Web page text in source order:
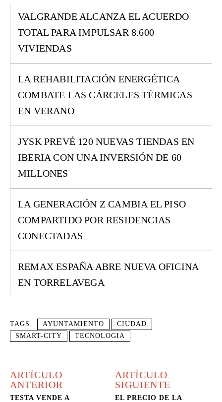
VALGRANDE ALCANZA EL ACUERDO
TOTAL PARA IMPULSAR 8.600
VIVIENDAS
LA REHABILITACIÓN ENERGÉTICA
COMBATE LAS CÁRCELES TÉRMICAS
EN VERANO
JYSK PREVÉ 120 NUEVAS TIENDAS EN
IBERIA CON UNA INVERSIÓN DE 60
MILLONES
LA GENERACIÓN Z CAMBIA EL PISO
COMPARTIDO POR RESIDENCIAS
CONECTADAS
REMAX ESPAÑA ABRE NUEVA OFICINA
EN TORRELAVEGA
TAGS AYUNTAMIENTO
CIUDAD
SMART-CITY
TECNOLOGIA
ARTÍCULO
ANTERIOR
TESTA VENDE A
ARTÍCULO
SIGUIENTE
EL PRECIO DE LA